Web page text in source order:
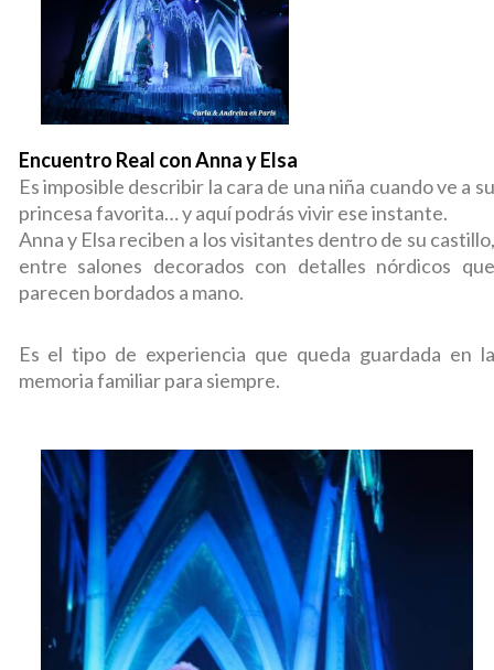
Encuentro Real con Anna y Elsa
Es imposible describir la cara de una niña cuando ve a su
princesa favorita… y aquí podrás vivir ese instante.
Anna y Elsa reciben a los visitantes dentro de su castillo,
entre salones decorados con detalles nórdicos que
parecen bordados a mano.
Es el tipo de experiencia que queda guardada en la
memoria familiar para siempre.